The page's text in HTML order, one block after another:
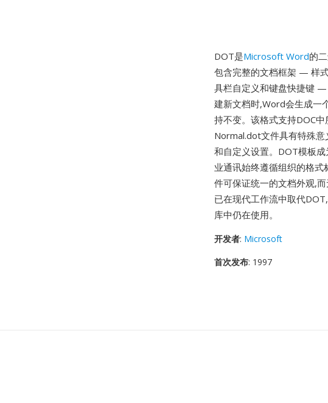
DOT是Microsoft Word的
包含完整的文档框架 — 样
具栏自定义和键盘快捷键
建新文档时,Word会生成一
持不变。该格式支持DOC中
Normal.dot文件具有特殊
和自定义设置。DOT模板
业通讯始终遵循组织的格
件可保证统一的文档外观,
已在现代工作流中取代
库中仍在使用。
开发者: Microsoft
首次发布: 1997